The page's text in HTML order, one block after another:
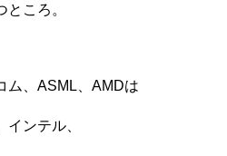
ころ。
ム、ASML、AMDは
インテル、